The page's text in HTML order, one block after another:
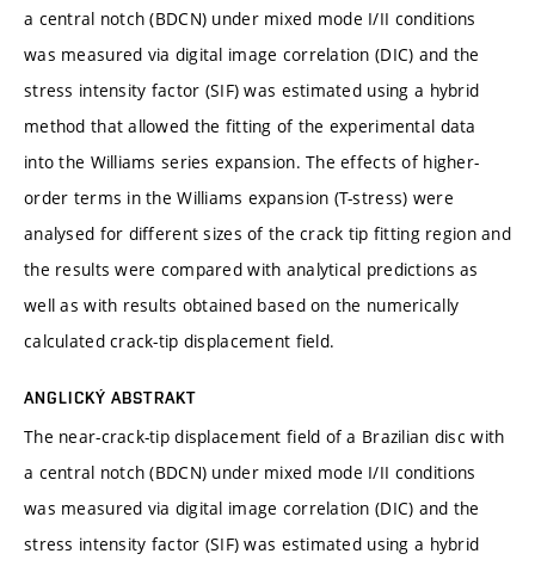
a central notch (BDCN) under mixed mode I/II conditions
was measured via digital image correlation (DIC) and the
stress intensity factor (SIF) was estimated using a hybrid
method that allowed the fitting of the experimental data
into the Williams series expansion. The effects of higher-
order terms in the Williams expansion (T-stress) were
analysed for different sizes of the crack tip fitting region and
the results were compared with analytical predictions as
well as with results obtained based on the numerically
calculated crack-tip displacement field.
ANGLICKÝ ABSTRAKT
The near-crack-tip displacement field of a Brazilian disc with
a central notch (BDCN) under mixed mode I/II conditions
was measured via digital image correlation (DIC) and the
stress intensity factor (SIF) was estimated using a hybrid